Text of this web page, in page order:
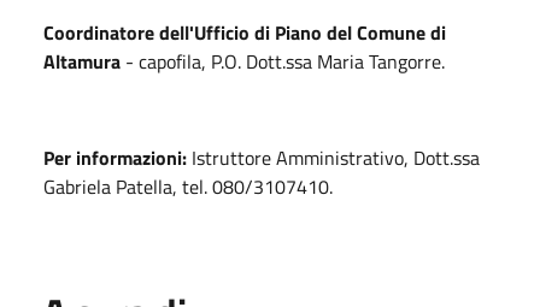
Coordinatore dell'Ufficio di Piano del Comune di
Altamura - capofila, P.O. Dott.ssa Maria Tangorre.
Per informazioni: Istruttore Amministrativo, Dott.ssa
Gabriela Patella, tel. 080/3107410.